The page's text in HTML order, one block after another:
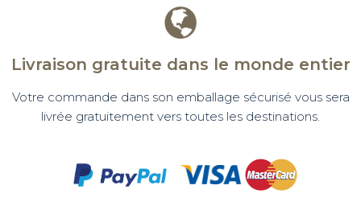
Livraison gratuite dans le monde entier
Votre commande dans son emballage sécurisé vous sera
livrée gratuitement vers toutes les destinations.